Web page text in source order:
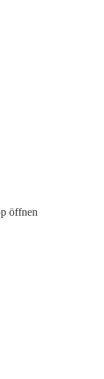
öffnen